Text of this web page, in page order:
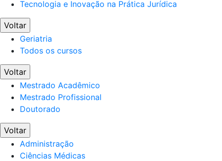
Tecnologia e Inovação na Prática Jurídica
Voltar
Geriatria
Todos os cursos
Voltar
Mestrado Acadêmico
Mestrado Profissional
Doutorado
Voltar
Administração
Ciências Médicas